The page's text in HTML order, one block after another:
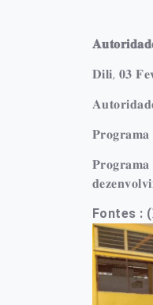
𝐃𝐢𝐥𝐢, 𝟎𝟑
𝐏𝐫𝐨𝐠𝐫𝐚𝐦𝐚
𝐏𝐫𝐨𝐠𝐫𝐚𝐦𝐚
Fontes :